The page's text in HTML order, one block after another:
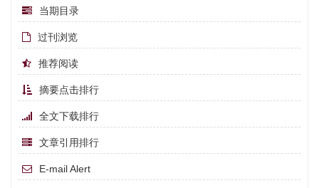
当期目录
过刊浏览
推荐阅读
摘要点击排行
全文下载排行
文章引用排行
E-mail Alert